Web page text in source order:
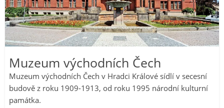
Muzeum východních Čech
Muzeum východních Čech v Hradci Králové sídlí v secesní
budově z roku 1909-1913, od roku 1995 národní kulturní
památka.